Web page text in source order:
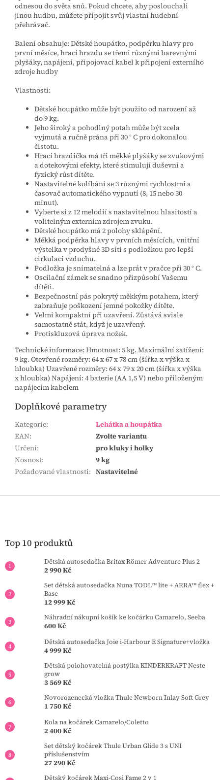
odnesou do světa snů. Pokud chcete, aby poslouchali
jinou hudbu, můžete připojit svůj vlastní hudební
přehrávač.
Balení obsahuje: Dětské houpátko, podpěrku hlavy pro
první měsíce, hrací hrazdu se třemi různými barevnými
plyšáky, napájení, připojovací kabel k připojení externího
zdroje hudby
Vlastnosti:
Dětské houpátko může být použito od narození až
do 9 kg.
Jeho široký a pohodlný potah může být zcela
vyjmutá a ručně prána při 30 ° C pro dokonalou
čistotu.
Hrací hrazdička má tři měkké plyšáky se zvukovými
a dotekovými efekty, které stimulují duševní a
fyzický růst dítěte.
Nastavitelné kolíbání se 3 různými rychlostmi a
časovač automatického vypnutí (8, 15 nebo 30
minut).
Vyberte si z 12 melodií s nastavitelnou hlasitostí a
volitelným externím zdrojem zvuku.
Dětské houpátko má 2 polohy sklápění.
Měkká podpěrka hlavy v prvních měsících, vnitřní
výstelka v prodyšné 3D síti s podložkou pro lepší
cirkulaci vzduchu.
Podložka je snímatelná a lze prát v pračce při 30 ° C.
Oscilační zámek se snadno přizpůsobí Vašemu
dítěti.
Bezpečnostní pás pokrytý měkkým potahem, který
zabraňuje poškození jemné pokožky dítěte.
Velmi kompaktní při uzavření. Zůstává svisle
samostatně stát, když je uzavřený.
Protiskluzová úprava nožek.
Technické informace: Hmotnost: 5 kg. Maximální zatížení:
9 kg. Otevřené rozměry: 64 x 67 x 78 cm (šířka x výška x
hloubka) Uzavřené rozměry: 64 x 79 x 20 cm (šířka x výška
x hloubka) Napájení: 4 baterie (AA 1,5 V) nebo přiloženým
napájecím kabelem
Doplňkové parametry
Kategorie:
Lehátka a houpátka
EAN:
Zvolte variantu
Určení:
pro kluky i holky
Nosnost:
9 kg
Požadované vlastnosti: Nastavitelné
Z
Top 10 produktů
Dětská autosedačka Britax Römer Adventure Plus 2
2 990 Kč
Set dětská autosedačka Nuna TODL™ lite + ARRA™ flex +
Base
12 999 Kč
Náhradní nákupní košík ke kočárku Camarelo, Seeba
600 Kč
Dětská autosedačka Joie i-Harbour E Signature+vložka
4 999 Kč
Dětská polohovatelná postýlka KINDERKRAFT Neste
grow
3 569 Kč
Novorozenecká vložka Thule Newborn Inlay Soft Grey
1 750 Kč
Kola na kočárek Camarelo/Coletto
2 400 Kč
Set dětský kočárek Thule Urban Glide 3 s UNI
příslušenstvím
27 290 Kč
Dětský kočárek Maxi-Cosi Fame 2 v 1